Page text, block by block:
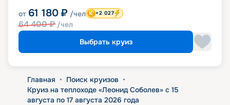
от 61 180 ₽ /чел
64 400₽ /чел
+2 027
Выбрать круиз
Главная • Поиск круизов •
Круиз на теплоходе «Леонид Соболев» с 15
августа по 17 августа 2026 года